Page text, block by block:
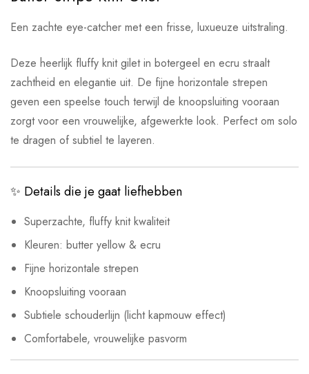
Een zachte eye-catcher met een frisse, luxueuze uitstraling.
Deze heerlijk fluffy knit gilet in botergeel en ecru straalt
zachtheid en elegantie uit. De fijne horizontale strepen
geven een speelse touch terwijl de knoopsluiting vooraan
zorgt voor een vrouwelijke, afgewerkte look. Perfect om solo
te dragen of subtiel te layeren.
✨ Details die je gaat liefhebben
Superzachte, fluffy knit kwaliteit
Kleuren: butter yellow & ecru
Fijne horizontale strepen
Knoopsluiting vooraan
Subtiele schouderlijn (licht kapmouw effect)
Comfortabele, vrouwelijke pasvorm